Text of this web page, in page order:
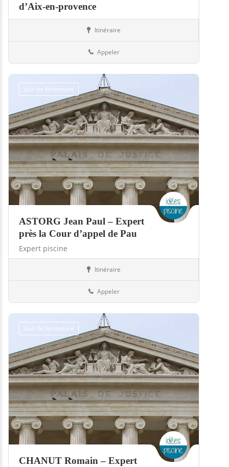
d’Aix-en-provence
Expert piscine
Itinéraire
Appeler
Jour de fermeture
ASTORG Jean Paul – Expert
près la Cour d’appel de Pau
Expert piscine
Itinéraire
Appeler
Jour de fermeture
CHANUT Romain – Expert